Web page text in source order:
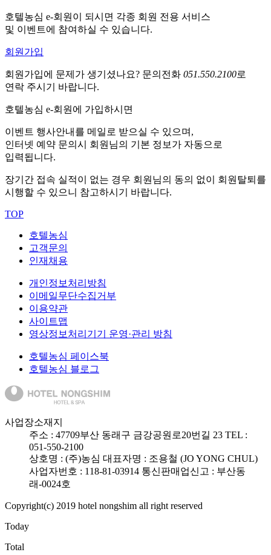
호텔농심 e-회원이 되시면 각종 회원 전용 서비스
및 이벤트에 참여하실 수 있습니다.
회원가입
회원가입에 문제가 생기셨나요? 문의전화 051.550.2100로
연락 주시기 바랍니다.
호텔농심 e-회원에 가입하시면
이벤트 행사안내를 메일로 받으실 수 있으며,
인터넷 예약 문의시 회원님의 기본 정보가 자동으로
입력됩니다.
장기간 접속 실적이 없는 경우 회원님의 동의 없이 회원탈퇴를
시행할 수 있으니 참고하시기 바랍니다.
TOP
호텔농심
고객문의
인재채용
개인정보처리방침
이메일무단수집거부
이용약관
사이트맵
영상정보처리기기 운영·관리 방침
호텔농심 페이스북
호텔농심 블로그
사업장소재지
주소 : 47709부산 동래구 금강공원로20번길 23 TEL :
051-550-2100
상호명 : (주)농심 대표자명 : 조용철 (JO YONG CHUL)
사업자번호 : 118-81-03914 통신판매업신고 : 부산동
래-0024호
Copyright(c) 2019 hotel nongshim all right reserved
Today
Total